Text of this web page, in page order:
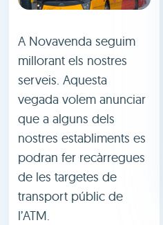
A Novavenda seguim
millorant els nostres
serveis. Aquesta
vegada volem anunciar
que a alguns dels
nostres establiments es
podran fer recàrregues
de les targetes de
transport públic de
l’ATM.